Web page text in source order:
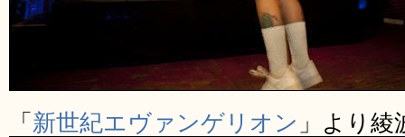
「 新世紀エヴァンゲリオン 」より綾